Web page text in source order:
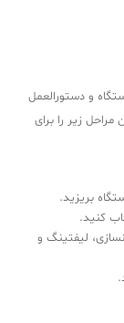
و دستورالعمل
زیر را برای
بریزید.
کنید.
لیفتینگ و